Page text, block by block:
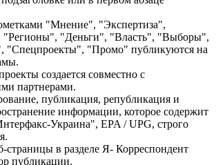
"Мнение", "Экспертиза",
"Регионы", "Деньги", "Власть", "Выборы",
"Спецпроекты", "Промо" публикуются на
создается совместно с
партнерами.
публикация, републикация и
информации, которое содержит
Украина", EPA / UPG, строго
страницы в разделе Я- Корреспондент
публикации.